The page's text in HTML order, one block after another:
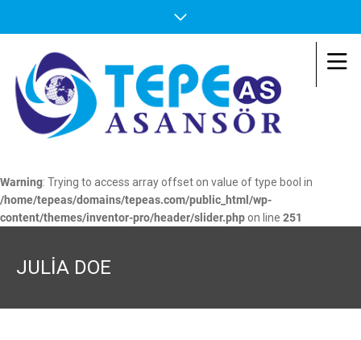
Warning: Trying to access array offset on value of type bool in
/home/tepeas/domains/tepeas.com/public_html/wp-
content/themes/inventor-pro/header/slider.php on line 251
JULIA DOE